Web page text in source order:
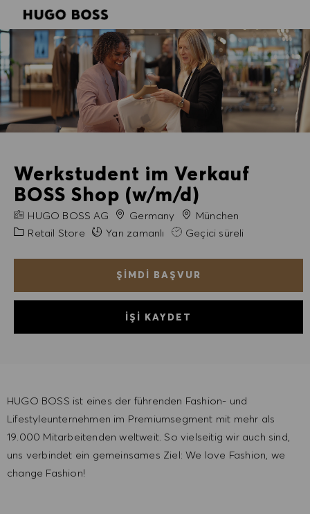
Werkstudent im Verkauf
BOSS Shop (w/m/d)
FIRMA ADI
HUGO BOSS AG Germany ŞehirMünchen
Kategori
Retail Store Yarı zamanlı Geçici süreli
ŞIMDI BAŞVUR
İŞI KAYDET
HUGO BOSS ist eines der führenden Fashion- und
Lifestyleunternehmen im Premiumsegment mit mehr als
19.000 Mitarbeitenden weltweit. So vielseitig wir auch sind,
uns verbindet ein gemeinsames Ziel: We love Fashion, we
change Fashion!